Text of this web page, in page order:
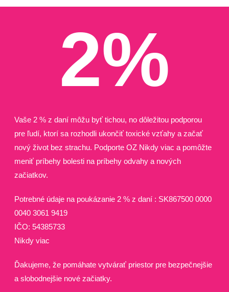
2%
Vaše 2 % z daní môžu byť tichou, no dôležitou podporou
pre ľudí, ktorí sa rozhodli ukončiť toxické vzťahy a začať
nový život bez strachu. Podporte OZ Nikdy viac a pomôžte
meniť príbehy bolesti na príbehy odvahy a nových
začiatkov.
Potrebné údaje na poukázanie 2 % z daní : SK867500 0000
0040 3061 9419
IČO: 54385733
Nikdy viac
Ďakujeme, že pomáhate vytvárať priestor pre bezpečnejšie
a slobodnejšie nové začiatky.